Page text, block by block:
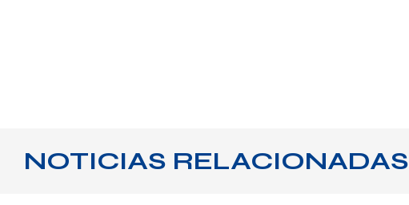
NOTICIAS RELACIONADAS